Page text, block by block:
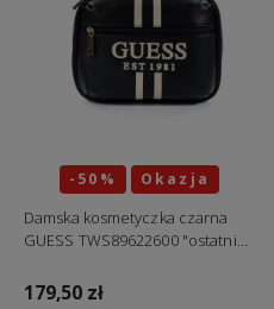
-50% Okazja
Damska kosmetyczka czarna
GUESS TWS89622600 "ostatnie
179,50 zł